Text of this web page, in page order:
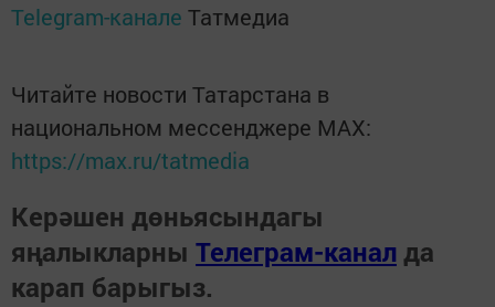
Telegram-канале Татмедиа
Читайте новости Татарстана в
национальном мессенджере MАХ:
https://max.ru/tatmedia
Керәшен дөньясындагы
яңалыкларны Телеграм-канал да
карап барыгыз.